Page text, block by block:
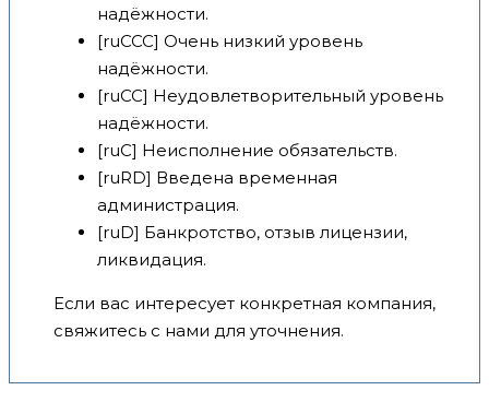
надёжности.
[ruCCC] Очень низкий уровень
надёжности.
[ruCC] Неудовлетворительный уровень
надёжности.
[ruC] Неисполнение обязательств.
[ruRD] Введена временная
администрация.
[ruD] Банкротство, отзыв лицензии,
ликвидация.
Если вас интересует конкретная компания,
свяжитесь с нами для уточнения.